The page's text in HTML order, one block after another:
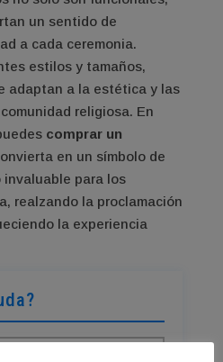
un sentido de
a cada ceremonia.
estilos y tamaños,
adaptan a la estética y las
religiosa. En
comprar un
en un símbolo de
invaluable para los
realzando la proclamación
la experiencia